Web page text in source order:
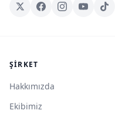
ŞIRKET
Hakkımızda
Ekibimiz